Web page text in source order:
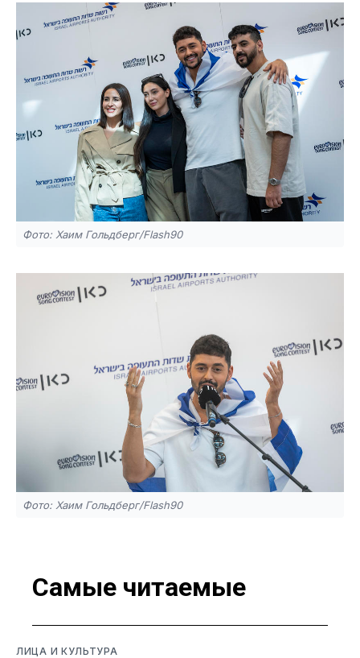
Фото: Хаим Гольдберг/Flash90
Фото: Хаим Гольдберг/Flash90
Самые читаемые
ЛИЦА И КУЛЬТУРА